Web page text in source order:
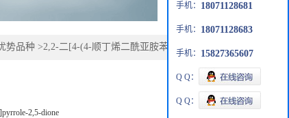
势品种 >2,2-二[4-(4-顺丁烯二酰亚胺苯氧基)苯基]丙烷
2,5-dione
手机： 18071128681
手机： 18071128683
手机： 15827365607
Q Q：
Q Q：